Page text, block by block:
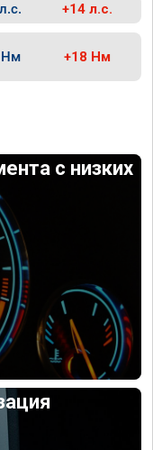
+14 л.с.
Нм +18 Нм
с низких